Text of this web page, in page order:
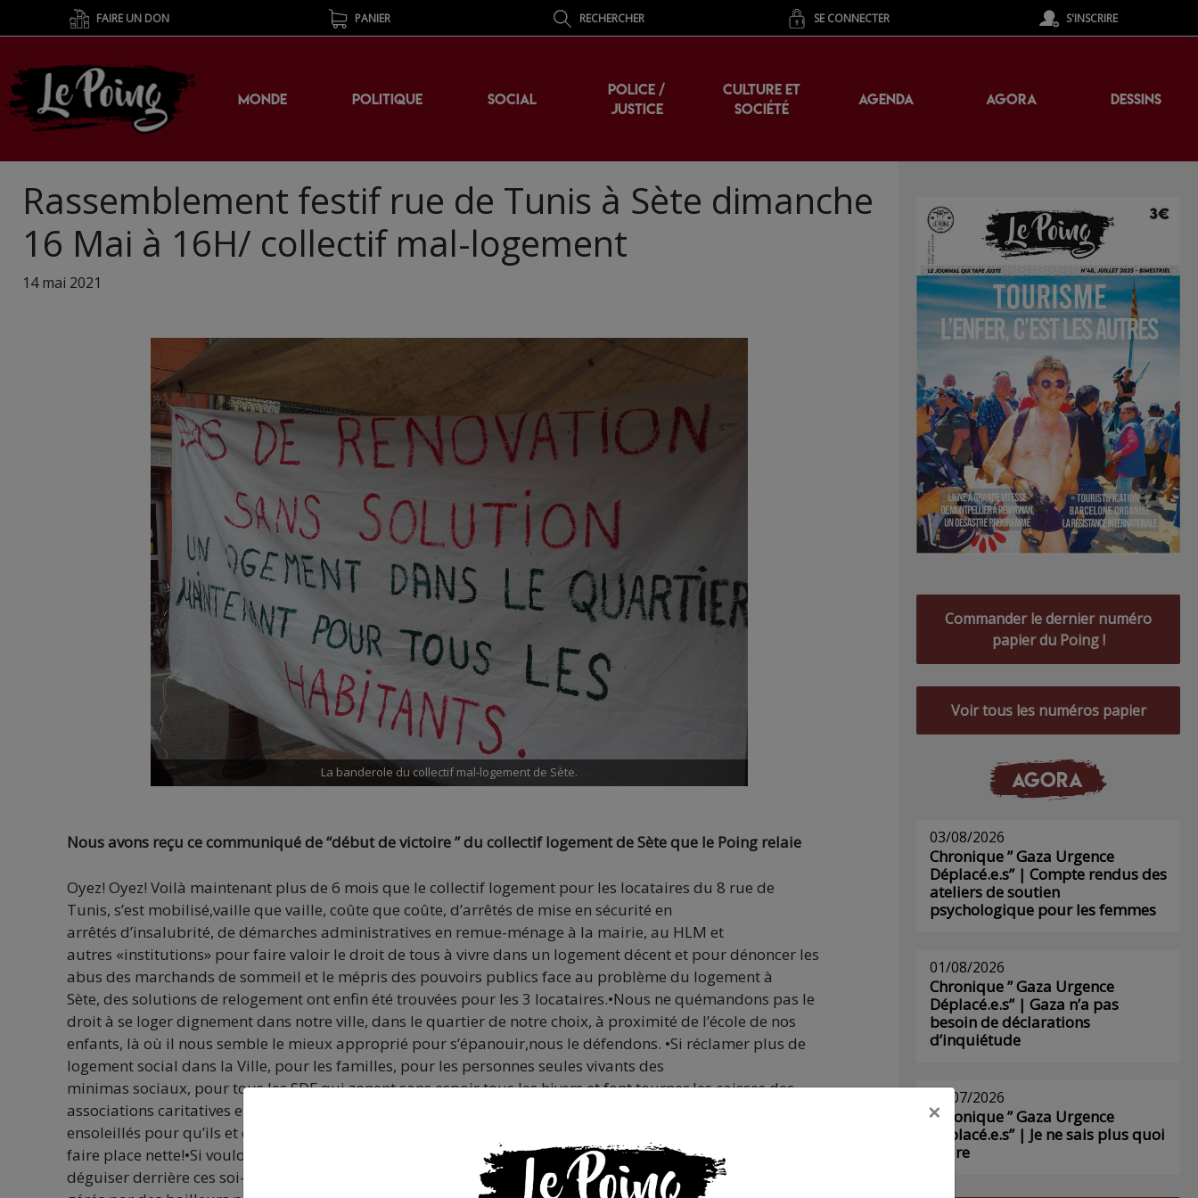
FAIRE UN DON PANIER RECHERCHER SE CONNECTER S'INSCRIRE
MONDE POLITIQUE SOCIAL
POLICE /
JUSTICE
CULTURE ET
SOCIÉTÉ
AGENDA AGORA DESSINS
Rassemblement festif rue de Tunis à Sète dimanche
16 Mai à 16H/ collectif mal-logement
14 mai 2021
La banderole du collectif mal-logement de Sète.
Nous avons reçu ce communiqué de “début de victoire ” du collectif logement de Sète que le Poing relaie
Oyez! Oyez! Voilà maintenant plus de 6 mois que le collectif logement pour les locataires du 8 rue de
Tunis, s’est mobilisé,vaille que vaille, coûte que coûte, d’arrêtés de mise en sécurité en
arrêtés d’insalubrité, de démarches administratives en remue-ménage à la mairie, au HLM et
autres «institutions» pourfaire valoir le droit de tous à vivre dans un logementdécentet pourdénoncer les
abus des marchands de sommeil et le mépris des pouvoirs publics face au problème du logementà
Sète, des solutions de relogementontenfin été trouvées pour les 3 locataires.•Nous ne quémandons pas le
droit à se logerdignementdans notre ville, dans le quartierde notre choix, à proximité de l’école de nos
enfants, là où il nous semble le mieuxapproprié pour s’épanouir,nous le défendons. •Si réclamer plus de
logementsocial dans la Ville, pour les familles, pour les personnes seules vivants des
minimas sociaux, pourtous les SDFqui zonentsansespoirtous les hiverset font tournerles caissesdes
associations caritatives et
ensoleillés pourqu’ils et elles
faire place nette!•Si vouloir une Ville qui faciliteraitl’accèsau logementsocialplutôt
déguiserderrière ces soi-disant ” inaccessibles aux plus pauvresparce
Commander le dernier numéro
papier du Poing !
Voir tous les numéros papier
AGORA
03/08/2026
Chronique ” Gaza Urgence
Déplacé.e.s” | Compte rendus des
ateliers de soutien
psychologique pour les femmes
01/08/2026
Chronique ” Gaza Urgence
Déplacé.e.s” | Gaza n’a pas
besoin de déclarations
d’inquiétude
29/07/2026
Chronique ” Gaza Urgence
Déplacé.e.s” | Je ne sais plus quoi
écrire
×